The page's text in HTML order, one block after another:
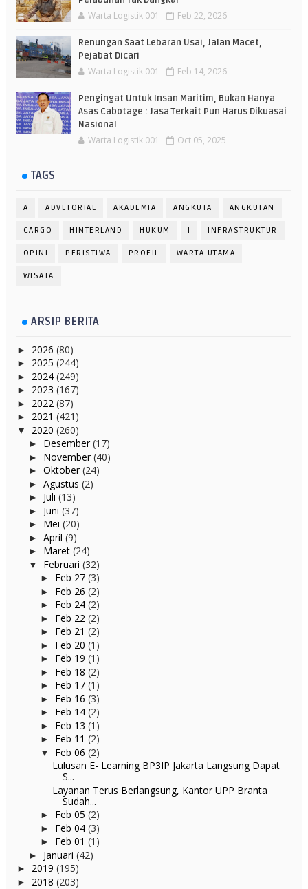
Warta Logistik 001 Feb 22, 2026
Renungan Saat Lebaran Usai, Jalan Macet,
Pejabat Dicari
Warta Logistik 001 Feb 14, 2026
Pengingat Untuk Insan Maritim, Bukan Hanya
Asas Cabotage : Jasa Terkait Pun Harus Dikuasai
Nasional
Warta Logistik 001 Oct 05, 2025
TAGS
A ADVETORIAL AKADEMIA ANGKUTA ANGKUTAN
CARGO HINTERLAND HUKUM I INFRASTRUKTUR
OPINI PERISTIWA PROFIL WARTA UTAMA
WISATA
ARSIP BERITA
► 2026 (80)
► 2025 (244)
► 2024 (249)
► 2023 (167)
► 2022 (87)
► 2021 (421)
▼ 2020 (260)
► Desember(17)
► November(40)
► Oktober(24)
► Agustus (2)
► Juli (13)
► Juni (37)
► Mei (20)
► April (9)
► Maret (24)
▼ Februari (32)
► Feb 27 (3)
► Feb 26 (2)
► Feb 24 (2)
► Feb 22 (2)
► Feb 21 (2)
► Feb 20 (1)
► Feb 19 (1)
► Feb 18 (2)
► Feb 17 (1)
► Feb 16 (3)
► Feb 14 (2)
► Feb 13 (1)
► Feb 11 (2)
▼ Feb 06 (2)
Lulusan E- Learning BP3IP Jakarta Langsung Dapat
S...
Layanan Terus Berlangsung, Kantor UPP Branta
Sudah...
► Feb 05 (2)
► Feb 04 (3)
► Feb 01 (1)
► Januari (42)
► 2019 (195)
► 2018 (203)